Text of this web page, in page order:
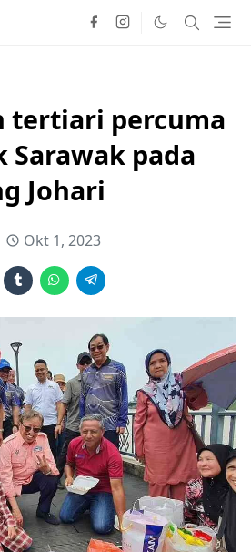
tertiari percuma
pada
Johari
Okt 1, 2023